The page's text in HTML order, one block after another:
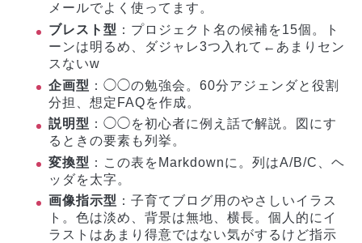
メールでよく使ってます。
ブレスト型 ：プロジェクト名の候補を15個。ト
ーンは明るめ、ダジャレ3つ入れて←あまりセン
スないw
企画型 ：◯◯の勉強会。60分アジェンダと役割
分担、想定FAQを作成。
説明型 ：◯◯を初心者に例え話で解説。図にす
るときの要素も列挙。
変換型 ：この表をMarkdownに。列はA/B/C、ヘ
ッダを太字。
画像指示型 ：子育てブログ用のやさしいイラス
ト。色は淡め、背景は無地、横長。個人的にイ
ラストはあまり得意ではない気がするけど指示